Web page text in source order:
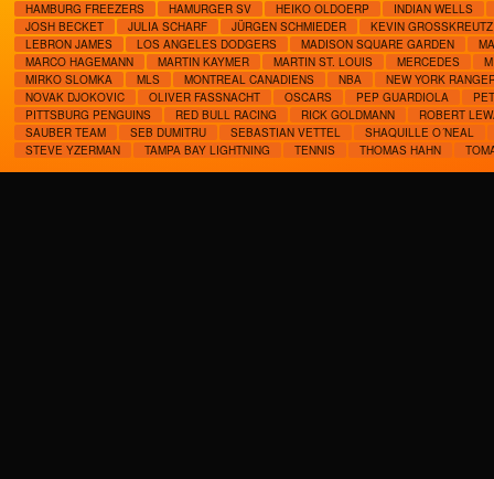
HAMBURG FREEZERS
HAMURGER SV HEIKO OLDOERP
INDIAN WELLS
JOSH BECKET
JULIA SCHARF JÜRGEN SCHMIEDER
KEVIN GROSSKREUTZ
LEBRON JAMES
LOS ANGELES DODGERS MADISON SQUARE GARDEN
MARCO HAGEMANN
MARTIN KAYMER MARTIN ST. LOUIS MERCEDES
MIRKO SLOMKA
MLS MONTREAL CANADIENS NBA
NEW YORK
NOVAK DJOKOVIC
OLIVER FASSNACHT OSCARS PEP GUARDIOLA
PITTSBURG PENGUINS
RED BULL RACING RICK GOLDMANN
ROBERT
SAUBER TEAM
SEB DUMITRU SEBASTIAN VETTEL
SHAQUILLE O´NEAL
STEVE YZERMAN
TAMPA BAY LIGHTNING TENNIS THOMAS HAHN